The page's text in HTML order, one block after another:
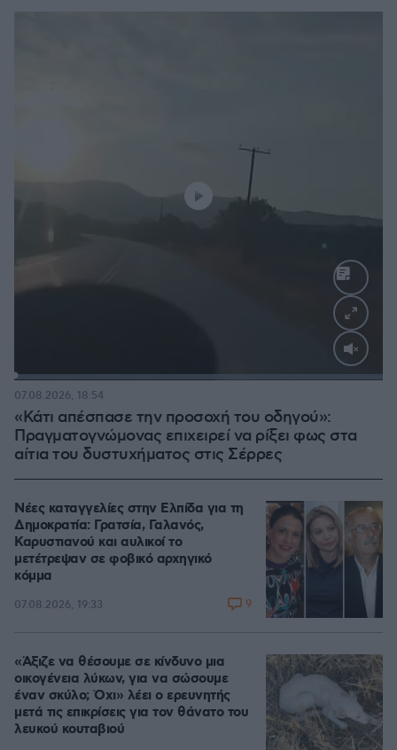
Loaded:
«Κάτι απέσπασε την προσοχή του οδηγού»:
Πραγματογνώμονας επιχειρεί να ρίξει φως στα
αίτια του δυστυχήματος στις Σέρρες
07.08.2026, 18:54
Νέες καταγγελίες στην Ελπίδα για τη
Δημοκρατία: Γρατσία, Γαλανός,
Καρυστιανού και αυλικοί το
μετέτρεψαν σε φοβικό αρχηγικό
κόμμα
07.08.2026, 19:33 9
«Άξιζε να θέσουμε σε κίνδυνο μια
οικογένεια λύκων, για να σώσουμε
έναν σκύλο; Όχι» λέει ο ερευνητής
μετά τις επικρίσεις για τον θάνατο του
λευκού κουταβιού